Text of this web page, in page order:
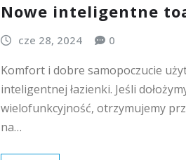
Nowe inteligentne
cze 28, 2024 0
Komfort i dobre samopoczucie
inteligentnej łazienki. Jeśli
wielofunkcyjność, otrzymujemy
na…